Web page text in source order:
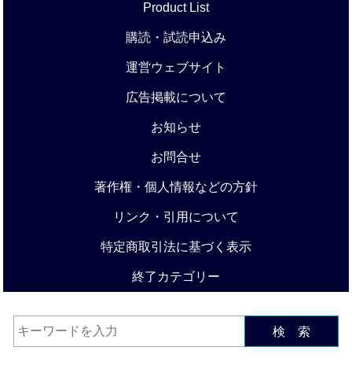
Product List
購読・試読申込み
運営ウェブサイト
広告掲載について
お知らせ
お問合せ
著作権・個人情報などの方針
リンク・引用について
特定商取引法に基づく表示
終了カテゴリー
検 索